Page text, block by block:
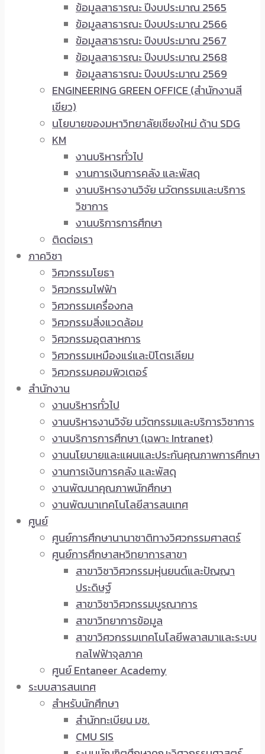
ข้อมูลสาธารณะ ปีงบประมาณ 2565
ข้อมูลสาธารณะ ปีงบประมาณ 2566
ข้อมูลสาธารณะ ปีงบประมาณ 2567
ข้อมูลสาธารณะ ปีงบประมาณ 2568
ข้อมูลสาธารณะ ปีงบประมาณ 2569
ENGINEERING GREEN OFFICE (สำนักงานสี
เขียว)
นโยบายของมหาวิทยาลัยเชียงใหม่ ด้าน SDG
KM
งานบริหารทั่วไป
งานการเงินการคลัง และพัสดุ
งานบริหารงานวิจัย นวัตกรรมและบริการ
วิชาการ
งานบริการการศึกษา
ติดต่อเรา
ภาควิชา
วิศวกรรมโยธา
วิศวกรรมไฟฟ้า
วิศวกรรมเครื่องกล
วิศวกรรมสิ่งแวดล้อม
วิศวกรรมอุตสาหการ
วิศวกรรมเหมืองแร่และปิโตรเลียม
วิศวกรรมคอมพิวเตอร์
สำนักงาน
งานบริหารทั่วไป
งานบริหารงานวิจัย นวัตกรรมและบริการวิชาการ
งานบริการการศึกษา (เฉพาะ Intranet)
งานนโยบายและแผนและประกันคุณภาพการศึกษา
งานการเงินการคลัง และพัสดุ
งานพัฒนาคุณภาพนักศึกษา
งานพัฒนาเทคโนโลยีสารสนเทศ
ศูนย์
ศูนย์การศึกษานานาชาติทางวิศวกรรมศาสตร์
ศูนย์การศึกษาสหวิทยาการสาขา
สาขาวิชาวิศวกรรมหุ่นยนต์และปัญญา
ประดิษฐ์
สาขาวิชาวิศวกรรมบูรณาการ
สาขาวิทยาการข้อมูล
สาขาวิศวกรรมเทคโนโลยีพลาสมาและระบบ
กลไฟฟ้าจุลภาค
ศูนย์ Entaneer Academy
ระบบสารสนเทศ
สำหรับนักศึกษา
สำนักทะเบียน มช.
CMU SIS